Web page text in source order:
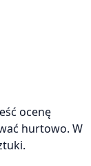
ocenę
hurtowo. W